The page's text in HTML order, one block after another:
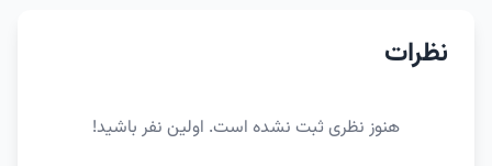
نظرات
هنوز نظری ثبت نشده است. اولین نفر باشید!